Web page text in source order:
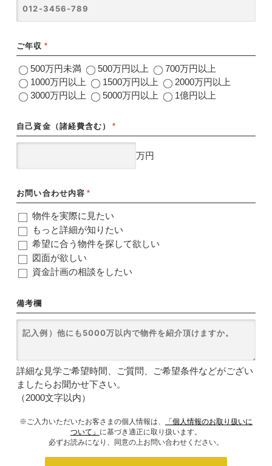
ご年収 *
500万円未満 500万円以上
700万円以上
1000万円以上
1500万円以上
2000万円以上
3000万円以上
5000万円以上 1億円以上
自己資金（諸経費含む） *
万円
お問い合わせ内容 *
物件を実際に見たい
もっと詳細が知りたい
希望に合う物件を探して欲しい
図面が欲しい
資金計画の相談をしたい
備考欄
詳細な見学ご希望時間、ご質問、ご希望条件などがござい
ましたらお聞かせ下さい。
（2000文字以内）
※ご入力いただいたお客さまの個人情報は、
「個人情報のお取り扱いに
ついて」 に基づき適正に取り扱います。
必ずお読みになり、同意の上お問い合わせください。